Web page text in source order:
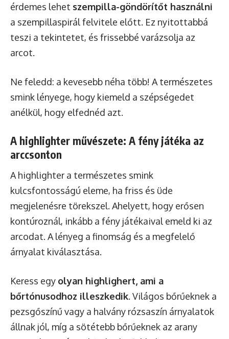
érdemes lehet szempilla-göndörítőt használni
a szempillaspirál felvitele előtt. Ez nyitottabbá
teszi a tekintetet, és frissebbé varázsolja az
arcot.
Ne feledd: a kevesebb néha több! A természetes
smink lényege, hogy kiemeld a szépségedet
anélkül, hogy elfednéd azt.
A highlighter művészete: A fény játéka az
arccsonton
A highlighter a természetes smink
kulcsfontosságú eleme, ha friss és üde
megjelenésre törekszel. Ahelyett, hogy erősen
kontúroznál, inkább a fény játékaival emeld ki az
arcodat. A lényeg a finomság és a megfelelő
árnyalat kiválasztása.
Keress egy olyan highlighert, ami a
bőrtónusodhoz illeszkedik. Világos bőrűeknek a
pezsgőszínű vagy a halvány rózsaszín árnyalatok
állnak jól, míg a sötétebb bőrűeknek az arany